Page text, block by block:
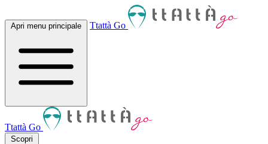
Apri menu principale Ttattà Go
Ttattà Go
Scopri